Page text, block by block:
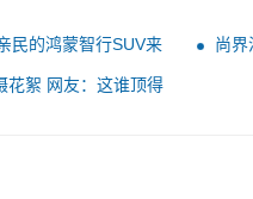
民的鸿蒙智行SUV来
尚界
花絮 网友：这谁顶得